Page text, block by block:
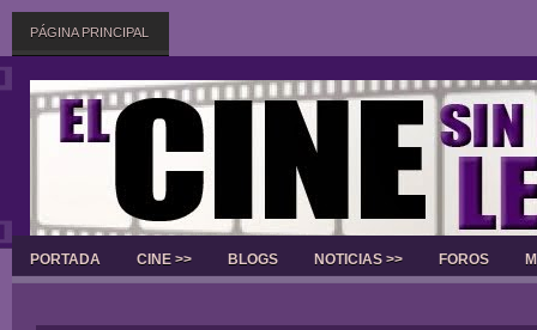
PÁGINA PRINCIPAL
PORTADA CINE >> BLOGS NOTICIAS >> FOROS